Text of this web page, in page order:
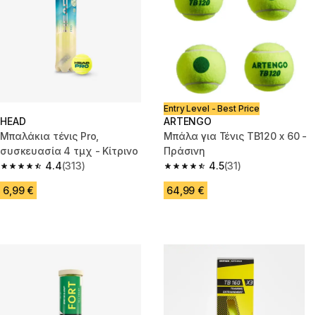
HEAD
Μπαλάκια τένις Pro,
συσκευασία 4 τμχ - Κίτρινο
4.4
4.4 out of 5 stars from 313 reviews
(313)
6,99 €
Entry Level - Best Price
ARTENGO
Μπάλα για Τένις TB120 x 60 -
Πράσινη
4.5
4.5 out of 5 stars from 31
(31)
64,99 €